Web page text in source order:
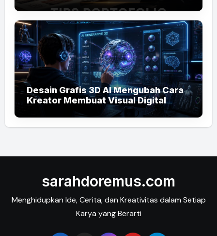
Desain Grafis 3D AI Mengubah Cara
Kreator Membuat Visual Digital
sarahdoremus.com
Menghidupkan Ide, Cerita, dan Kreativitas dalam Setiap
Karya yang Berarti